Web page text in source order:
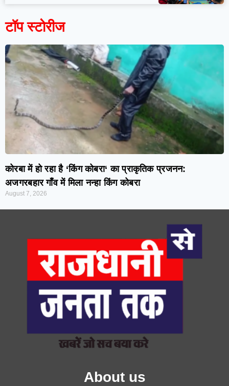
टॉप स्टोरीज
कोरबा में हो रहा है ‘किंग कोबरा‘ का प्राकृतिक प्रजनन:
अजगरबहार गाँव में मिला नन्हा किंग कोबरा
August 7, 2026
About us